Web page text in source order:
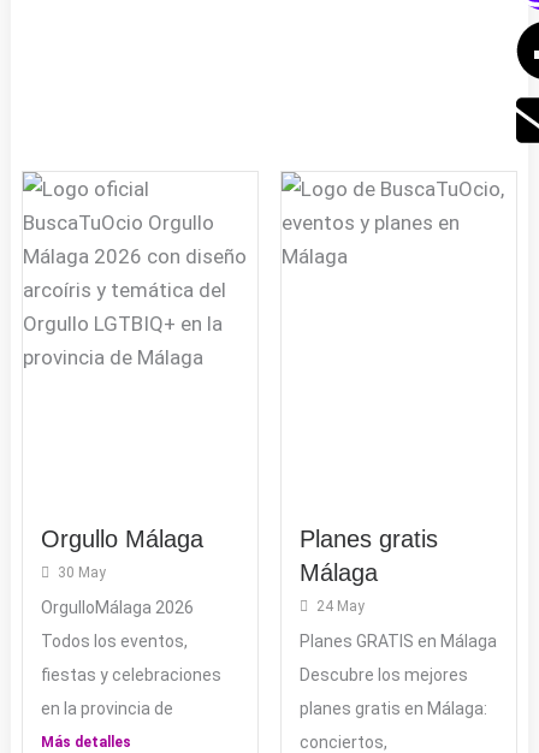
Orgullo Málaga
30 May
OrgulloMálaga 2026
Todos los eventos,
fiestas y celebraciones
en la provincia de
Más detalles
Planes gratis
Málaga
24 May
Planes GRATIS en Málaga
Descubre los mejores
planes gratis en Málaga:
conciertos,